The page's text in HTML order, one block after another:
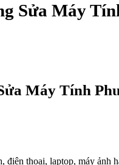
Sửa Máy
Máy Tính
điện thoại, laptop, máy